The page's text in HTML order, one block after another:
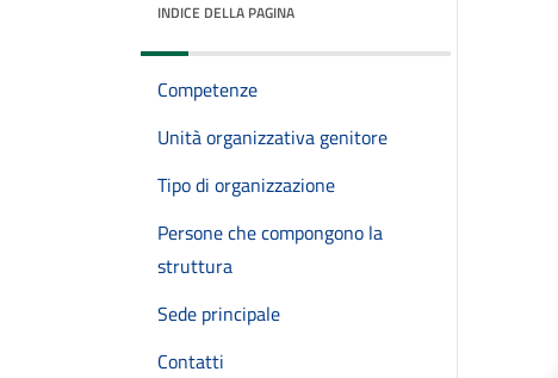
INDICE DELLA PAGINA
Competenze
Unità organizzativa genitore
Tipo di organizzazione
Persone che compongono la
struttura
Sede principale
Contatti